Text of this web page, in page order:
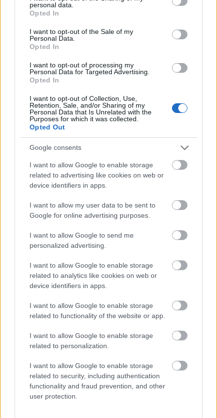
grant or deny consent to Google and its third-party tags to
use your data for below specified purposes in below Google
consent section.
personal data.
Opted In
I want to opt-out of the Sale of my
Personal Data.
Opted In
I want to opt-out of processing my
Personal Data for Targeted Advertising.
Opted In
I want to opt-out of Collection, Use,
Retention, Sale, and/or Sharing of my
Personal Data that Is Unrelated with the
Purposes for which it was collected.
Opted Out
Google consents
I want to allow Google to enable storage
related to advertising like cookies on web or
device identifiers in apps.
I want to allow my user data to be sent to
Google for online advertising purposes.
I want to allow Google to send me
personalized advertising.
I want to allow Google to enable storage
related to analytics like cookies on web or
device identifiers in apps.
I want to allow Google to enable storage
related to functionality of the website or app.
I want to allow Google to enable storage
related to personalization.
I want to allow Google to enable storage
related to security, including authentication
functionality and fraud prevention, and other
user protection.
Fotó: Szigetváry Zsolt, MTI
A szervezők szerint az első hétvége lesz a csúcs, ami
a látogatottságot illeti, már késő délelőtt is nehéz
volt sátorhelyet találni, a szobák zömét pedig már
előre lefoglalták erre a két napra. A hét első napjaira
esőt várnak, ezért valószínűleg jóval kevesebben
lesznek, de a második hétvégére újra "feltámadhat"
a fesztivál.
Az idén Kapolcson, Taliándörögdön és
Vigántpetenden megrendezett Völgy elsősorban a
népzene, a dzsessz és a blues terén kínál
koncerteket, emellett nívós irodalmi,
várják a mintegy 100 ezer látogatót a fesztivál tíz
napja alatt.